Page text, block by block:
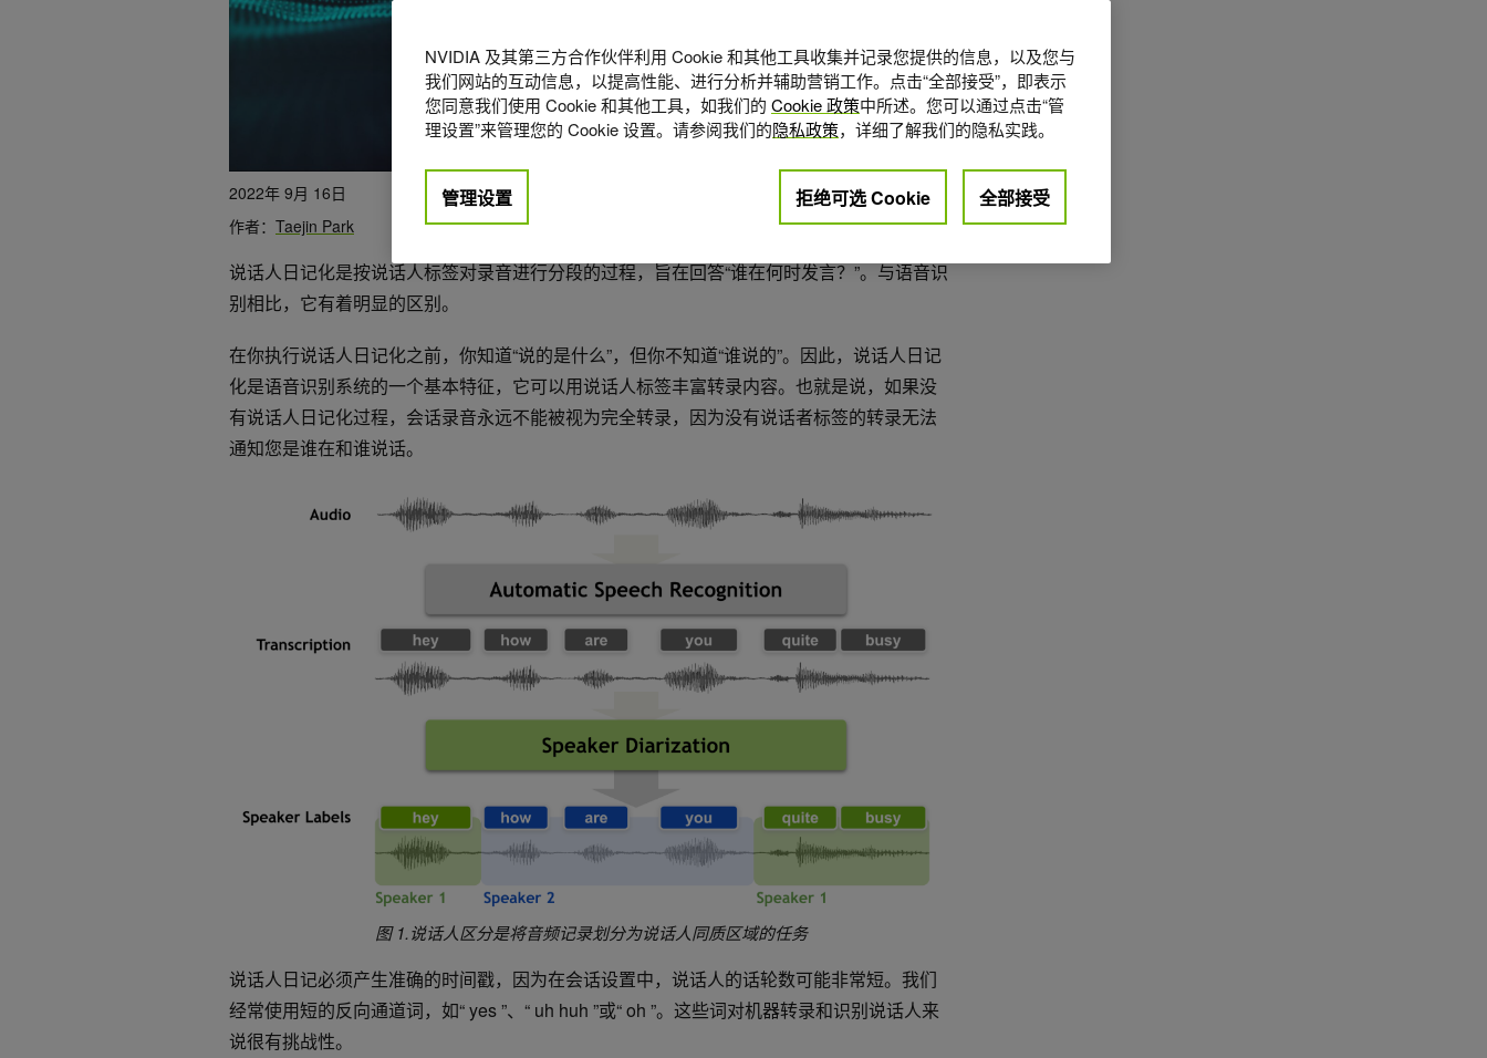
2022年 9月 16日
作者： Taejin Park
0点赞
说话人日记化是按说话人标签对录音进行分段的过程，旨在回答“谁在何时发言？”。与语音识
别相比，它有着明显的区别。
在你执行说话人日记化之前，你知道“说的是什么”，但你不知道“谁说的”。因此，说话人日记
化是语音识别系统的一个基本特征，它可以用说话人标签丰富转录内容。也就是说，如果没
有说话人日记化过程，会话录音永远不能被视为完全转录，因为没有说话者标签的转录无法
通知您是谁在和谁说话。
图 1.说话人区分是将音频记录划分为说话人同质区域的任务
说话人日记必须产生准确的时间戳，因为在会话设置中，说话人的话轮数可能非常短。我们
经常使用短的反向通道词，如“ yes ”、“ uh huh ”或“ oh ”。这些词对机器转录和识别说话人来
说很有挑战性。
NVIDIA 及其第三方合作伙伴利用 Cookie 和其他工具收集并记录您提供的信息，以及您与
我们网站的互动信息，以提高性能、进行分析并辅助营销工作。点击“全部接受”，即表示
您同意我们使用 Cookie 和其他工具，如我们的 Cookie 政策中所述。您可以通过点击“管
理设置”来管理您的 Cookie 设置。请参阅我们的隐私政策，详细了解我们的隐私实践。
管理设置 拒绝可选 Cookie 全部接受